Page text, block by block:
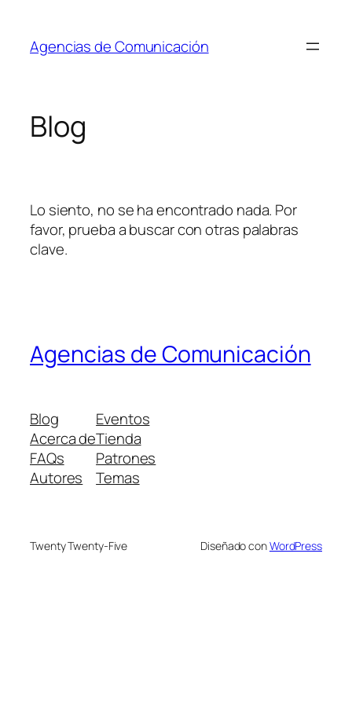
contenido
Agencias de Comunicación
Blog
Lo siento, no se ha encontrado nada. Por
favor, prueba a buscar con otras palabras
clave.
Agencias de Comunicación
Blog
Acerca de
FAQs
Autores
Eventos
Tienda
Patrones
Temas
Twenty Twenty-Five Diseñado conWordPress